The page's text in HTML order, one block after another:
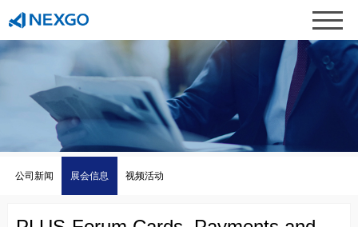
公司新闻 展会信息 视频活动